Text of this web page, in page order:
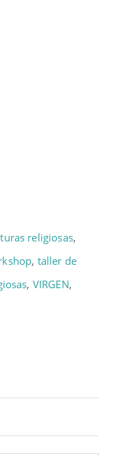
religiosas,
, taller de
, VIRGEN,